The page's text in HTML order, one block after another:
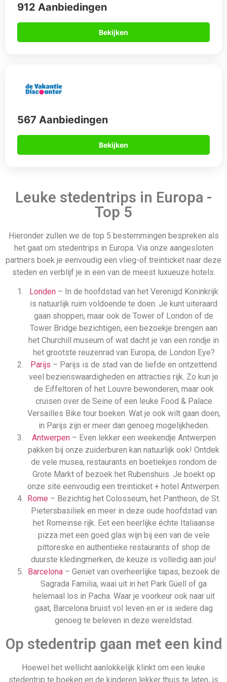
912 Aanbiedingen
Bekijken
567 Aanbiedingen
Bekijken
Leuke stedentrips in Europa -
Top 5
Hieronder zullen we de top 5 bestemmingen bespreken als
het gaat om stedentrips in Europa. Via onze aangesloten
partners boek je eenvoudig een vlieg-of treinticket naar deze
steden en verblijf je in een van de meest luxueuze hotels.
Londen– In de hoofdstad van het Verenigd Koninkrijk
is natuurlijk ruim voldoende te doen. Je kunt uiteraard
gaan shoppen, maar ook de Tower of London of de
Tower Bridge bezichtigen, een bezoekje brengen aan
het Churchill museum of wat dacht je van een rondje in
het grootste reuzenrad van Europa, de London Eye?
Parijs – Parijs is de stad van de liefde en ontzettend
veel bezienswaardigheden en attracties rijk. Zo kun je
de Eiffeltoren of het Louvre bewonderen, maar ook
cruisen over de Seine of een leuke Food & Palace
Versailles Bike tour boeken. Wat je ook wilt gaan doen,
in Parijs zijn er meer dan genoeg mogelijkheden.
Antwerpen– Even lekker een weekendje Antwerpen
pakken bij onze zuiderburen kan natuurlijk ook! Ontdek
de vele musea, restaurants en boetiekjes rondom de
Grote Markt of bezoek het Rubenshuis. Je boekt op
onze site eenvoudig een treinticket + hotel Antwerpen.
Rome – Bezichtig het Colosseum, het Pantheon, de St.
Pietersbasiliek en meer in deze oude hoofdstad van
het Romeinse rijk. Eet een heerlijke échte Italiaanse
pizza met een goed glas wijn bij een van de vele
pittoreske en authentieke restaurants of shop de
duurste kledingmerken, de keuze is volledig aan jou!
Barcelona– Geniet van overheerlijke tapas, bezoek de
Sagrada Familia, waai uit in het Park Güell of ga
helemaal los in Pacha. Waar je voorkeur ook naar uit
gaat, Barcelona bruist vol leven en er is iedere dag
genoeg te beleven in deze wereldstad.
Op stedentrip gaan met een kind
Hoewel het wellicht aanlokkelijk klinkt om een leuke
stedentrip te boeken en de kinderen lekker thuis te laten, is